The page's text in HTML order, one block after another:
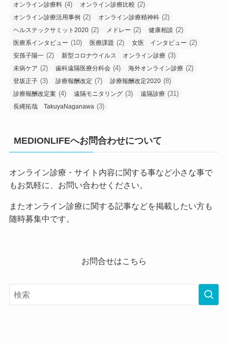
オンライン診療料 (4) オンライン診療比較 (2)
オンライン診療活用事例 (2) オンライン診療精神科 (2)
ヘルステックサミット2020 (2) メドレー (2) 健康相談 (2)
医療系インタビュー (10) 医療課題 (2) 女医 インタビュー (2)
安孫子陽一 (2) 新型コロナウイルス オンライン診療 (3)
未病ケア (2) 歯科遠隔医療分科会 (4) 海外オンライン診療 (2)
登坂正子 (3) 診療報酬改定 (7) 診療報酬改定2020 (8)
診療報酬改定案 (4) 遠隔モニタリング (3) 遠隔診療 (31)
長縄拓哉 TakuyaNaganawa (3)
MEDIONLIFEへお問合わせについて
オンライン診療・サイト内容に関する事など小さな事で
もお気軽に、お問い合わせください。
またオンライン診療に関する記事などを掲載したい方も
随時募集中です。
お問合せはこちら